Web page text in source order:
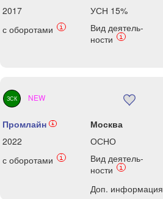
2017
УСН 15%
с оборотами
i
Вид деятель-
ности
i
ЗСК NEW
Промлайн i Москва
2022
ОСНО
с оборотами
i
Вид деятель-
ности
i
Доп. информация